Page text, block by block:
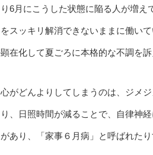
り6月にこうした状態に陥る人が増
をスッキリ解消できないままに働い
顕在化して夏ごろに本格的な不調を
心がどんよりしてしまうのは、ジメ
り、日照時間が減ることで、自律神
があり、「家事６月病」と呼ばれたり